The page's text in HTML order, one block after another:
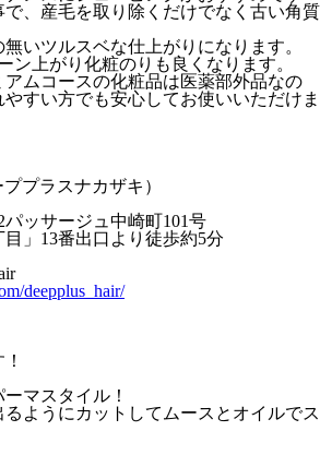
、産毛を取り除くだけでなく古い角質
いツルスベな仕上がりになります。
ン上がり化粧のりも良くなります。
アムコースの化粧品は医薬部外品なの
すい方でも安心してお使いいただけま
プラスナカザキ）
ッサージュ中崎町101号
目」13番出口より徒歩約5分
deepplus_hair/
マスタイル！
ようにカットしてムースとオイルでス